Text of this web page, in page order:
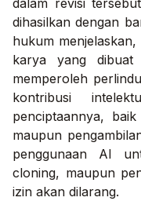
dihasilkan dengan
hukum
karya yang dibuat
memperoleh
kontribusi
penciptaannya,
maupun
penggunaan AI
cloning, maupun
izin akan dilarang.